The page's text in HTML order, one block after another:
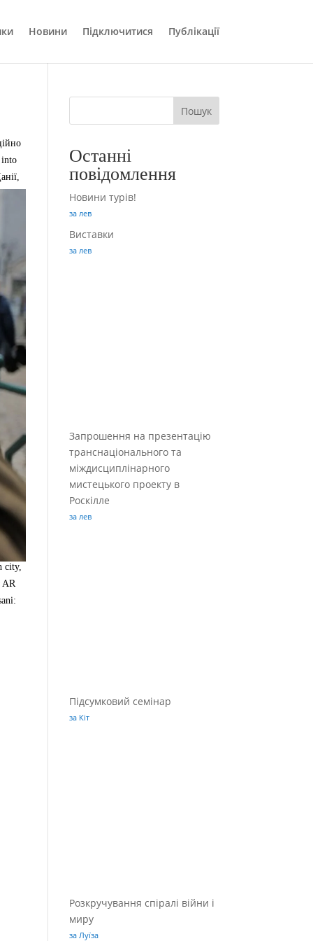
Новини Підключитися Публікації
into
city,
AR
:
Пошук
Останні
повідомлення
Новини турів!
за лев
Виставки
за лев
Запрошення на презентацію
транснаціонального та
міждисциплінарного
мистецького проекту в
Роскілле
за лев
Підсумковий семінар
за Кіт
Розкручування спіралі війни і
миру
за Луїза